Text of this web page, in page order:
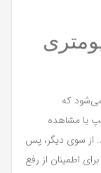
که
یا مشاهده
از سوی دیگر، پس
اطمینان از رفع